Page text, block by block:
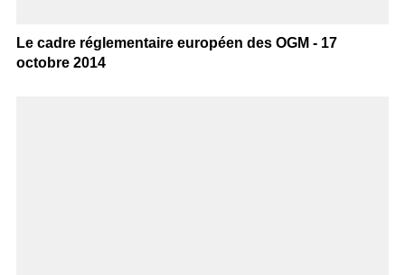
Le cadre réglementaire européen des OGM - 17
octobre 2014